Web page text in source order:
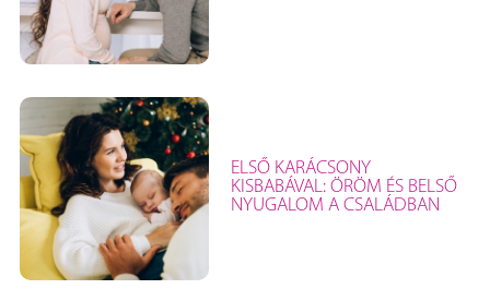
ELSŐ KARÁCSONY
KISBABÁVAL: ÖRÖM ÉS BELSŐ
NYUGALOM A CSALÁDBAN